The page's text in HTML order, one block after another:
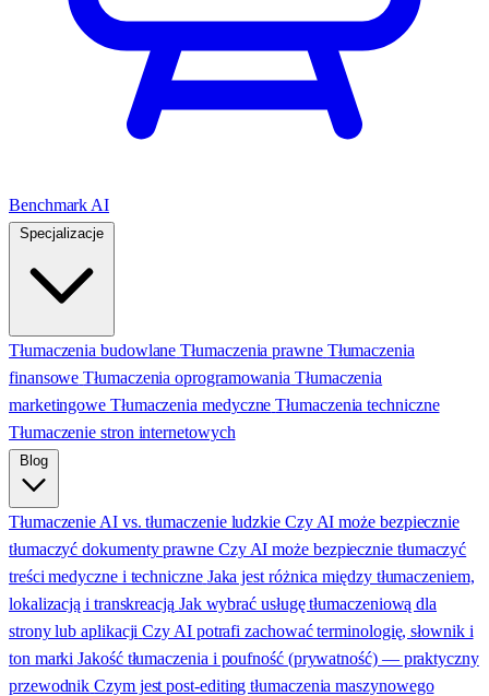
Benchmark AI
Tłumaczenia budowlane Tłumaczenia prawne Tłumaczenia
finansowe Tłumaczenia oprogramowania Tłumaczenia
marketingowe Tłumaczenia medyczne Tłumaczenia techniczne
Tłumaczenie stron internetowych
Tłumaczenie AI vs. tłumaczenie ludzkie Czy AI może bezpiecznie
tłumaczyć dokumenty prawne Czy AI może bezpiecznie tłumaczyć
treści medyczne i techniczne Jaka jest różnica między tłumaczeniem,
lokalizacją i transkreacją Jak wybrać usługę tłumaczeniową dla
strony lub aplikacji Czy AI potrafi zachować terminologię, słownik i
ton marki Jakość tłumaczenia i poufność (prywatność) — praktyczny
przewodnik Czym jest post-editing tłumaczenia maszynowego